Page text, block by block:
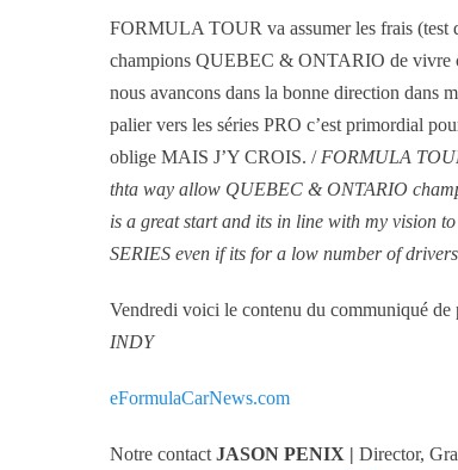
FORMULA TOUR va assumer les frais
champions QUEBEC & ONTARIO de vivre
nous avancons dans la bonne direction
palier vers les séries PRO c’est primordial
oblige MAIS J’Y CROIS. / FORMULA
thta way allow QUEBEC & ONTARIO
is a great start and its in line with my vision
SERIES even if its for a low number of
Vendredi voici le contenu du communiqué
INDY
eFormulaCarNews.com
Notre contact JASON PENIX | Director,